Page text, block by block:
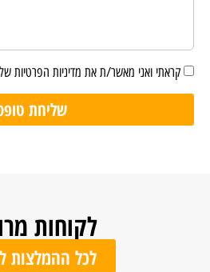
קראתי ואני מאשר/ת את מדיניות הפרטיות
שליחת
לקוחות
לכל ההמלצות